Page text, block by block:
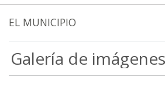
EL MUNICIPIO
Galería de imágenes